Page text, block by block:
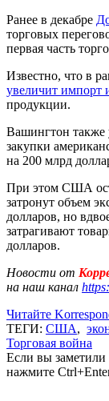
Ранее в декабре
торговых
первая часть
Известно, что в
увеличит
продукции.
Вашингтон также
закупки
на 200 млрд
При этом США
затронут объем
долларов, но
затрагивают
долларов.
Новости от
на наш канал
Читайте
ТЕГИ: США,
Торговая война
Если вы
нажмите